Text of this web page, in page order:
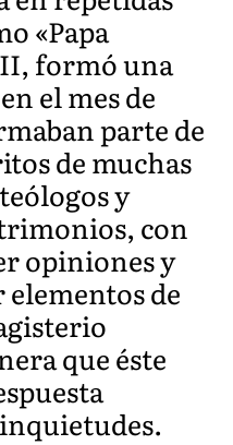
«Papa
formó una
el mes de
parte de
de muchas
y
con
opiniones y
de
que éste